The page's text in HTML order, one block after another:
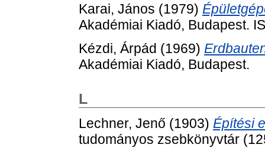
Karai, János (1979)
Akadémiai Kiadó, Budapest.
Kézdi, Árpád (1969)
Akadémiai Kiadó, Budapest.
L
Lechner, Jenő (1903) Építési
tudományos zsebkönyvtár